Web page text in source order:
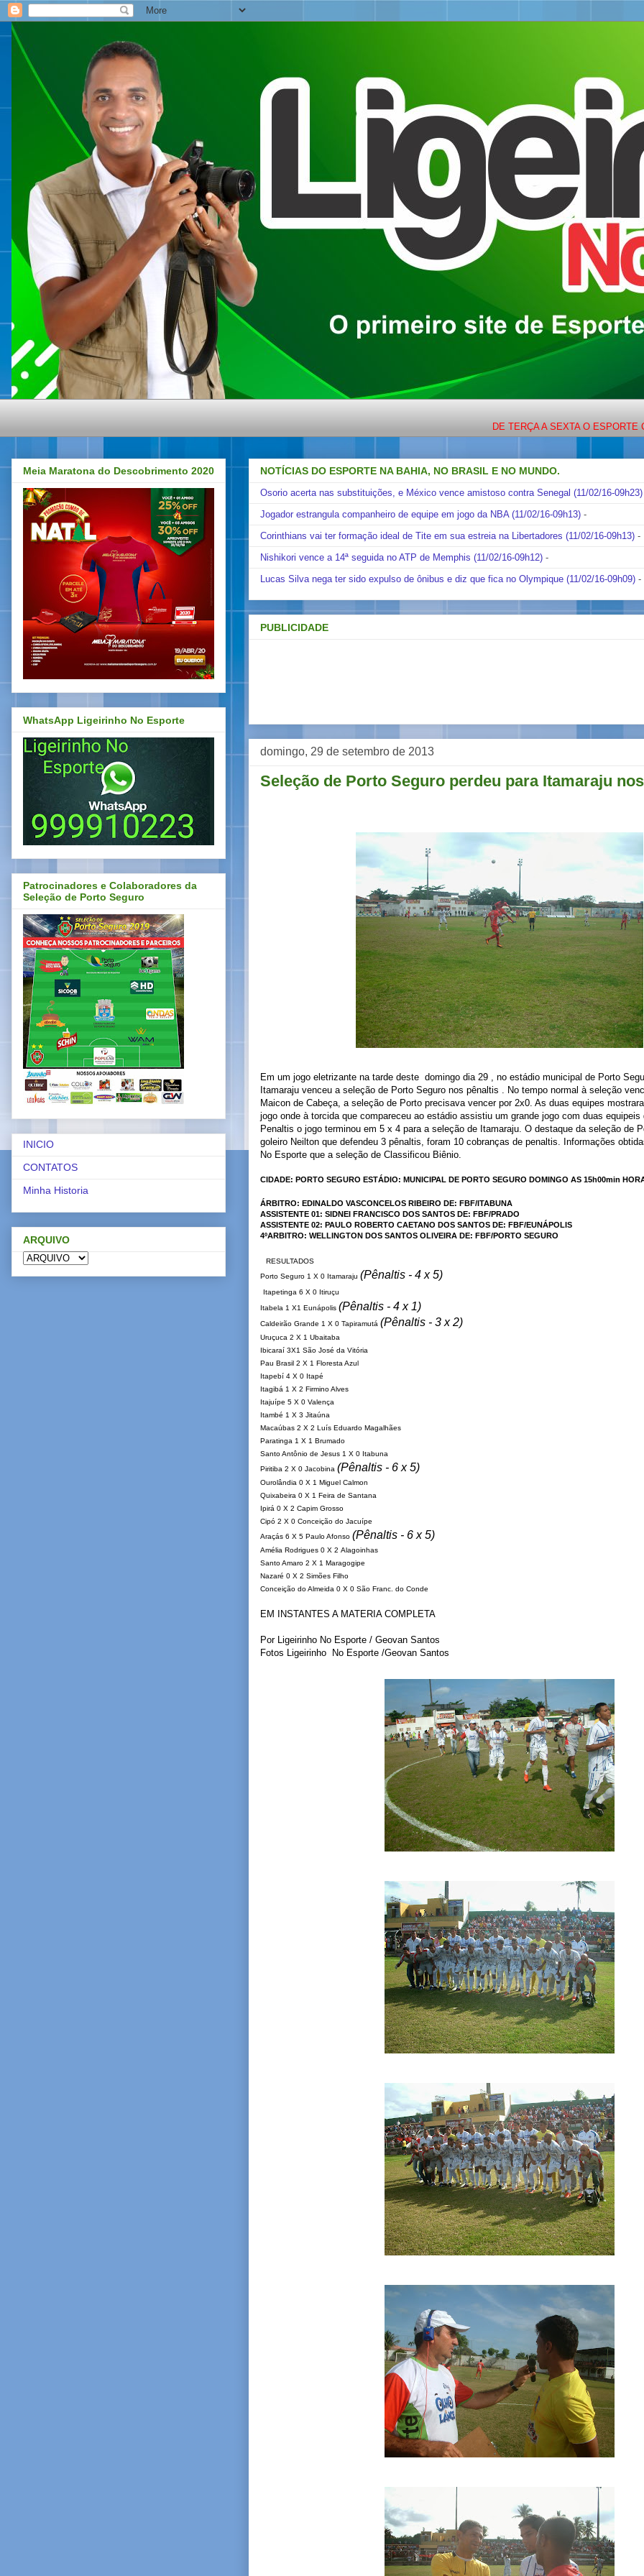
DE TERÇA A SEXTA O ESPORTE COM
NOTÍCIAS DO ESPORTE NA BAHIA, NO BRASIL E NO MUNDO.
Osorio acerta nas substituições, e México vence amistoso contra Senegal (11/02/16-09h23)
Jogador estrangula companheiro de equipe em jogo da NBA (11/02/16-09h13) -
Corinthians vai ter formação ideal de Tite em sua estreia na Libertadores (11/02/16-09h13) -
Nishikori vence a 14ª seguida no ATP de Memphis (11/02/16-09h12) -
Lucas Silva nega ter sido expulso de ônibus e diz que fica no Olympique (11/02/16-09h09) -
PUBLICIDADE
domingo, 29 de setembro de 2013
Seleção de Porto Seguro perdeu para Itamaraju
Em um jogo eletrizante na tarde deste domingo dia 29 , no estádio municipal de Porto
Itamaraju venceu a seleção de Porto Seguro nos pênaltis . No tempo normal à seleção
Maicon de Cabeça, a seleção de Porto precisava vencer por 2x0. As duas equipes
jogo onde à torcida que compareceu ao estádio assistiu um grande jogo com duas equipeis
Penaltis o jogo terminou em 5 x 4 para a seleção de Itamaraju. O destaque da seleção de
goleiro Neilton que defendeu 3 pênaltis, foram 10 cobranças de penaltis. Informações
No Esporte que a seleção de Classificou Biênio.
CIDADE: PORTO SEGURO ESTÁDIO: MUNICIPAL DE PORTO SEGURO DOMINGO AS 15h00min
ÁRBITRO: EDINALDO VASCONCELOS RIBEIRO DE: FBF/ITABUNA
ASSISTENTE 01: SIDNEI FRANCISCO DOS SANTOS DE: FBF/PRADO
ASSISTENTE 02: PAULO ROBERTO CAETANO DOS SANTOS DE: FBF/EUNÁPOLIS
4ºARBITRO: WELLINGTON DOS SANTOS OLIVEIRA DE: FBF/PORTO SEGURO
RESULTADOS
Porto Seguro 1 X 0 Itamaraju (Pênaltis - 4 x 5)
Itapetinga 6 X 0 Itiruçu
Itabela 1 X1 Eunápolis (Pênaltis - 4 x 1)
Caldeirão Grande 1 X 0 Tapiramutá (Pênaltis - 3 x 2)
Uruçuca 2 X 1 Ubaitaba
Ibicaraí 3X1 São José da Vitória
Pau Brasil 2 X 1 Floresta Azul
Itapebí 4 X 0 Itapé
Itagibá 1 X 2 Firmino Alves
Itajuípe 5 X 0 Valença
Itambé 1 X 3 Jitaúna
Macaúbas 2 X 2 Luís Eduardo Magalhães
Paratinga 1 X 1 Brumado
Santo Antônio de Jesus 1 X 0 Itabuna
Piritiba 2 X 0 Jacobina (Pênaltis - 6 x 5)
Ourolândia 0 X 1 Miguel Calmon
Quixabeira 0 X 1 Feira de Santana
Ipirá 0 X 2 Capim Grosso
Cipó 2 X 0 Conceição do Jacuípe
Araçás 6 X 5 Paulo Afonso (Pênaltis - 6 x 5)
Amélia Rodrigues 0 X 2 Alagoinhas
Santo Amaro 2 X 1 Maragogipe
Nazaré 0 X 2 Simões Filho
Conceição do Almeida 0 X 0 São Franc. do Conde
EM INSTANTES A MATERIA COMPLETA
Por Ligeirinho No Esporte / Geovan Santos
Fotos Ligeirinho
No Esporte /Geovan Santos
Meia Maratona do Descobrimento 2020
WhatsApp Ligeirinho No Esporte
Patrocinadores e Colaboradores da
Seleção de Porto Seguro
INICIO
CONTATOS
Minha Historia
ARQUIVO